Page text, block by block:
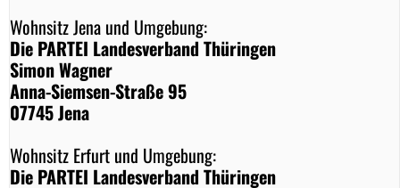
Wohnsitz Jena und Umgebung:
Die PARTEI Landesverband Thüringen
Simon Wagner
Anna-Siemsen-Straße 95
07745 Jena
Wohnsitz Erfurt und Umgebung:
Die PARTEI Landesverband Thüringen